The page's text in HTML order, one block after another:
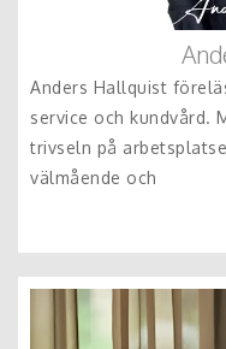
Anders Hallquist
service och kundvård.
trivseln på
välmående och